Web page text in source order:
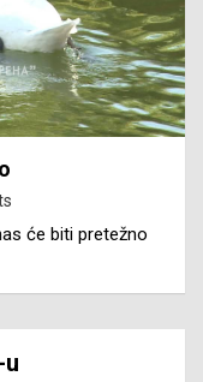
će biti pretežno